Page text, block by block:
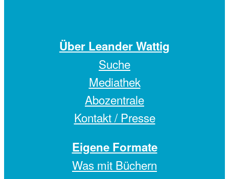
Über Leander Wattig
Suche
Mediathek
Abozentrale
Kontakt / Presse
Eigene Formate
Was mit Büchern